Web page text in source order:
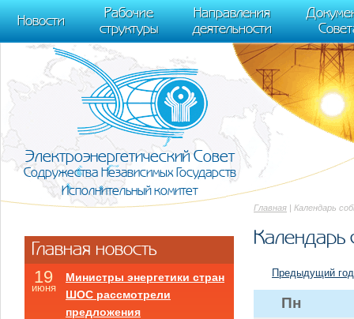
m[i].l=1*new Date(); for (var j = 0; j < document.scripts.length; j++) {if
[0],k.async=1,k.src=r,a.parentNode.insertBefore(k,a)}) (window,
trackLinks:true, accurateTrackBounce:true });
Новости
Рабочие
структуры
Направления
деятельности
Электроэнергетический Совет
Содружества Независимых Государств
Исполнительный комитет
Главная | Календарь
Календарь
Предыдущий год
Пн
Главная новость
19
июня
Министры энергетики стран
ШОС рассмотрели
предложения